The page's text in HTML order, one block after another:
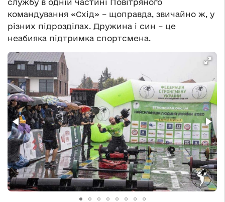
службу в одній частині Повітряного
командування «Схід» – щоправда, звичайно ж, у
різних підрозділах. Дружина і син – це
неабияка підтримка спортсмена.